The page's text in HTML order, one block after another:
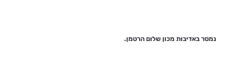
נמסר באדיבות מכון שלום הרטמן.